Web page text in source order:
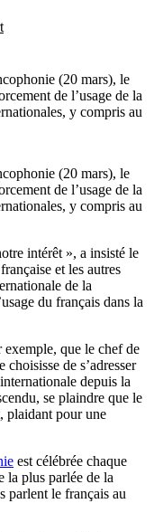
(20 mars), le
de l’usage de la
y compris au
(20 mars), le
de l’usage de la
y compris au
intérêt », a insisté le
et les autres
de la
du français dans la
que le chef de
de s’adresser
depuis la
se plaindre que le
plaidant pour une
est célébrée chaque
la plus parlée de la
parlent le français au